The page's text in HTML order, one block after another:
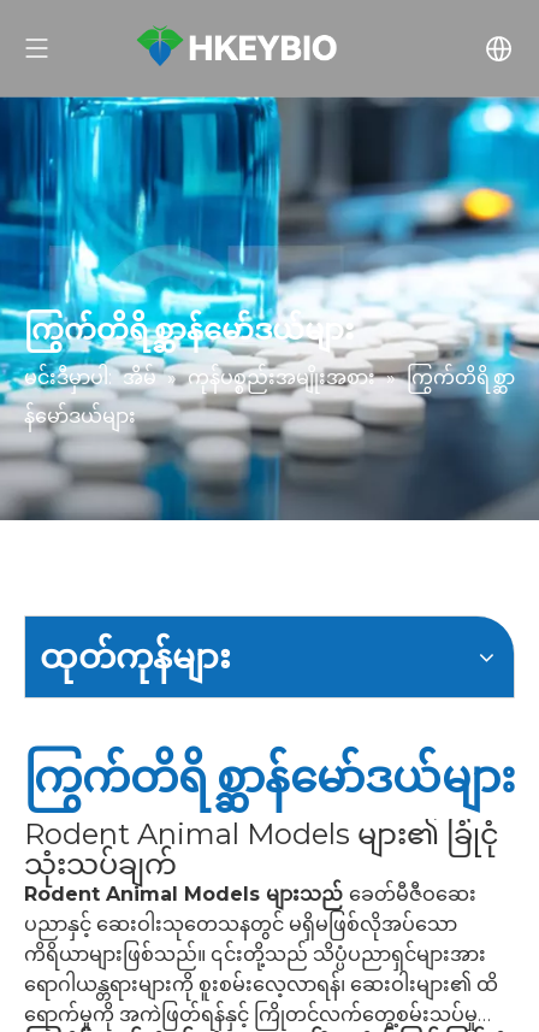
ကြွက်တိရိစ္ဆာန်မော်ဒယ်များ
မင်းဒီမှာပါ: အိမ် » ကုန်ပစ္စည်းအမျိုးအစား » ကြွက်တိရိစ္ဆာ
န်မော်ဒယ်များ
ထုတ်ကုန်များ
ကြွက်တိရိစ္ဆာန်မော်ဒယ်များ
Rodent Animal Models များ၏ ခြုံငုံ
သုံးသပ်ချက်
Rodent Animal Models များသည် ခေတ်မီဇီဝဆေး
ပညာနှင့် ဆေးဝါးသုတေသနတွင် မရှိမဖြစ်လိုအပ်သော
ကိရိယာများဖြစ်သည်။ ၎င်းတို့သည် သိပ္ပံပညာရှင်များအား
ရောဂါယန္တရားများကို စူးစမ်းလေ့လာရန်၊ ဆေးဝါးများ၏ ထိ
ရောက်မှုကို အကဲဖြတ်ရန်နှင့် ကြိုတင်လက်တွေ့စမ်းသပ်မှု